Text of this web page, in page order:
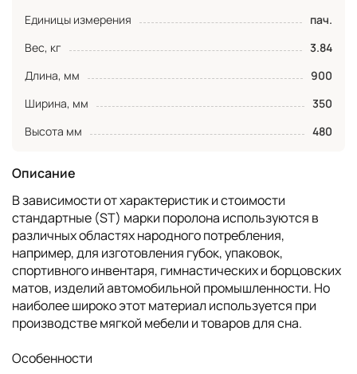
Описание
В зависимости от характеристик и стоимости
стандартные (ST) марки поролона используются в
различных областях народного потребления,
например, для изготовления губок, упаковок,
спортивного инвентаря, гимнастических и борцовских
матов, изделий автомобильной промышленности. Но
наиболее широко этот материал используется при
производстве мягкой мебели и товаров для сна.
Особенности
Единицы измерения
пач.
Вес, кг
3.84
Длина, мм
900
Ширина, мм
350
Высота мм
480